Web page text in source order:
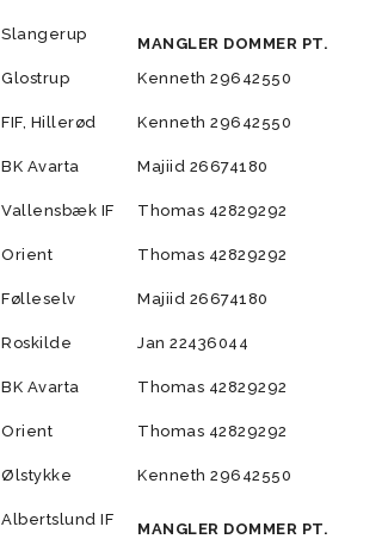
Slangerup
MANGLER DOMMER PT.
Glostrup Kenneth 29642550
FIF, Hillerød Kenneth 29642550
BK Avarta Majiid 26674180
Vallensbæk IF Thomas 42829292
Orient Thomas 42829292
Følleselv Majiid 26674180
Roskilde Jan 22436044
BK Avarta Thomas 42829292
Orient Thomas 42829292
Ølstykke Kenneth 29642550
Albertslund IF
MANGLER DOMMER PT.